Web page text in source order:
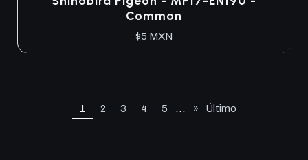
Common
$5 MXN
1 2 3 4 5 ... » Último